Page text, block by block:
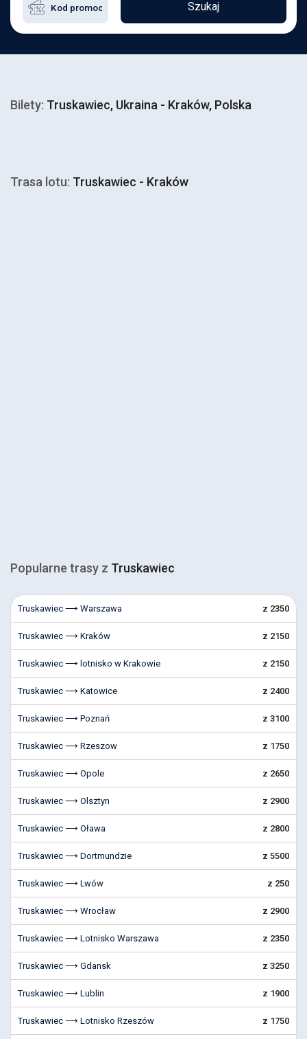
Szukaj
Bilety: Truskawiec, Ukraina - Kraków, Polska
Trasa lotu: Truskawiec - Kraków
Popularne trasy z Truskawiec
Truskawiec ⟶ Warszawa z 2350
Truskawiec ⟶ Kraków z 2150
Truskawiec ⟶ lotnisko w Krakowie z 2150
Truskawiec ⟶ Katowice z 2400
Truskawiec ⟶ Poznań z 3100
Truskawiec ⟶ Rzeszow z 1750
Truskawiec ⟶ Opole z 2650
Truskawiec ⟶ Olsztyn z 2900
Truskawiec ⟶ Oława z 2800
Truskawiec ⟶ Dortmundzie z 5500
Truskawiec ⟶ Lwów z 250
Truskawiec ⟶ Wrocław z 2900
Truskawiec ⟶ Lotnisko Warszawa z 2350
Truskawiec ⟶ Gdansk z 3250
Truskawiec ⟶ Lublin z 1900
Truskawiec ⟶ Lotnisko Rzeszów z 1750